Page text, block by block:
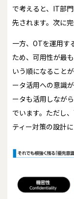
で考えると、IT部
先されます。次に
一方、OTを運用す
ため、可用性が最
いう順になること
ータ活用への意識
ータも活用しなが
でいます。ただし
ティー対策の設計